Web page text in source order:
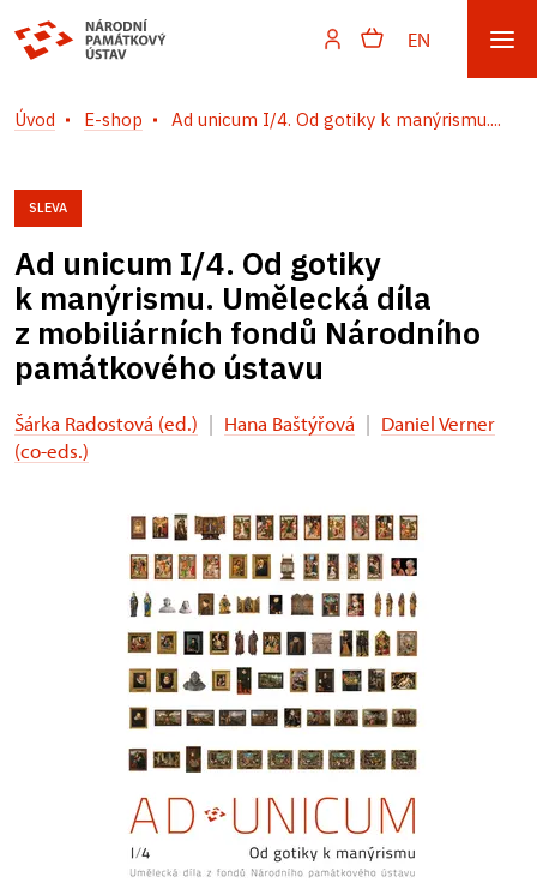
EN
Úvod E-shop Ad unicum I/4. Od gotiky k manýrismu....
SLEVA
Ad unicum I/4. Od gotiky
k manýrismu. Umělecká díla
z mobiliárních fondů Národního
památkového ústavu
Šárka Radostová (ed.) | Hana Baštýřová | Daniel Verner
(co-eds.)